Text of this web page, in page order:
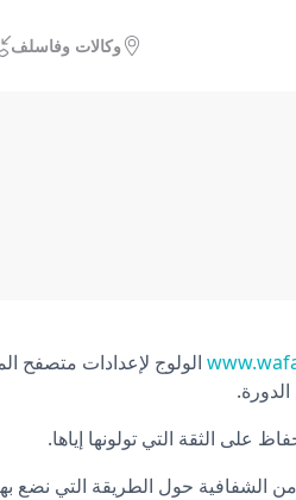
وكالات وفاسلف
الولوج لإعدادات متصفح
الثقة التي تولونها إياها.
الشفافية حول الطريقة التي نضع